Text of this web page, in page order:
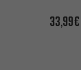
33,99€